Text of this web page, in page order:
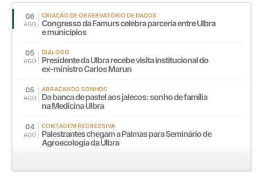
06
AGO
CRIAÇÃO DE OBSERVATÓRIO DE DADOS
Congresso da Famurs celebra parceria entre Ulbra
e municípios
05
AGO
DIÁLOGO
Presidente da Ulbra recebe visita institucional do
ex-ministro Carlos Marun
05
AGO
ABRAÇANDO SONHOS
Da banca de pastel aos jalecos: sonho de família
na Medicina Ulbra
04
AGO
CONTAGEM REGRESSIVA
Palestrantes chegam a Palmas para Seminário de
Agroecologia da Ulbra